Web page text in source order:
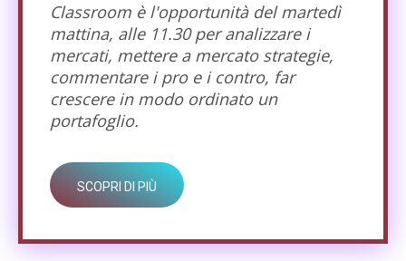
Classroom è l'opportunità del martedì
mattina, alle 11.30 per analizzare i
mercati, mettere a mercato strategie,
commentare i pro e i contro, far
crescere in modo ordinato un
portafoglio.
SCOPRI DI PIÙ